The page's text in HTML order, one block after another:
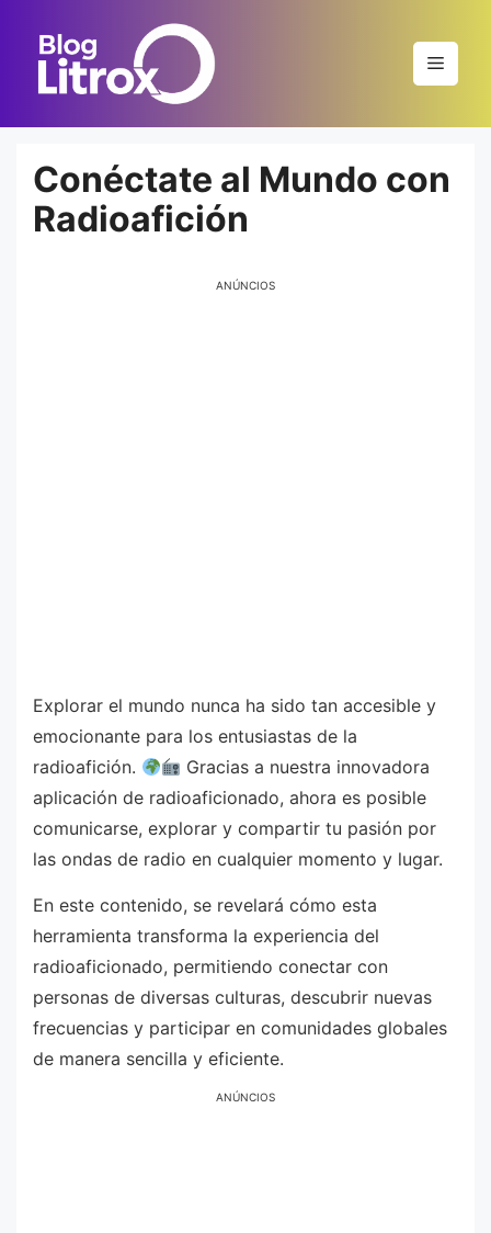
contenido
Menú
Conéctate al Mundo con
Radioafición
ANÚNCIOS
Explorar el mundo nunca ha sido tan accesible y
emocionante para los entusiastas de la
radioafición.
Gracias a nuestra innovadora
aplicación de radioaficionado, ahora es posible
comunicarse, explorar y compartir tu pasión por
las ondas de radio en cualquier momento y lugar.
En este contenido, se revelará cómo esta
herramienta transforma la experiencia del
radioaficionado, permitiendo conectar con
personas de diversas culturas, descubrir nuevas
frecuencias y participar en comunidades globales
de manera sencilla y eficiente.
ANÚNCIOS